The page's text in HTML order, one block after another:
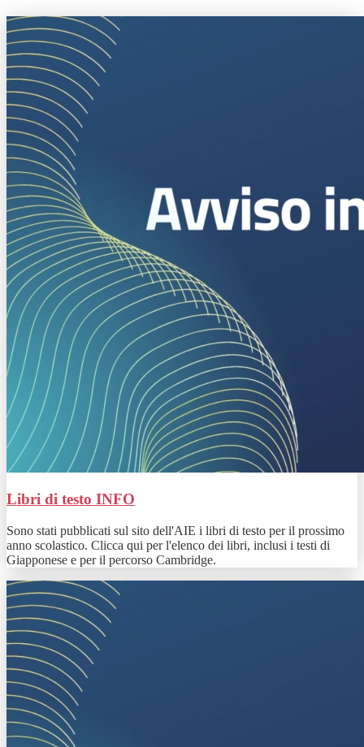
Libri di testo INFO
Sono stati pubblicati sul sito dell'AIE i libri di testo per il prossimo
anno scolastico. Clicca qui per l'elenco dei libri, inclusi i testi di
Giapponese e per il percorso Cambridge.